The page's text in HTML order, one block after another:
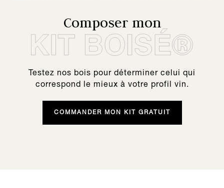
Composer mon
Testez nos bois pour déterminer celui qui
correspond le mieux à votre profil vin.
COMMANDER MON KIT GRATUIT